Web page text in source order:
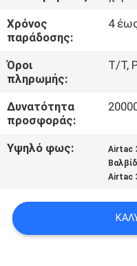
ΜΑΖΊ
ΜΑΣ
ΖΗΤΉΣΤΕ
ΜΙΑ
ΠΡΟΣΦΟΡΆ
NEWS
Χρόνος
παράδοσης:
4
Όροι
πληρωμής:
T/T,
Δυνατότητα
προσφοράς:
Υψηλό φως: Airtac
Airtac